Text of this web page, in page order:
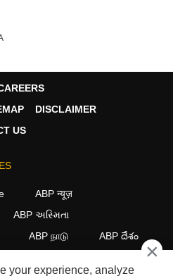
DISCLAIMER
US
ABP न्यूज़
ABP અસ્મિતા
ABP நாடு ABP దేశం
×
your experience, analyze